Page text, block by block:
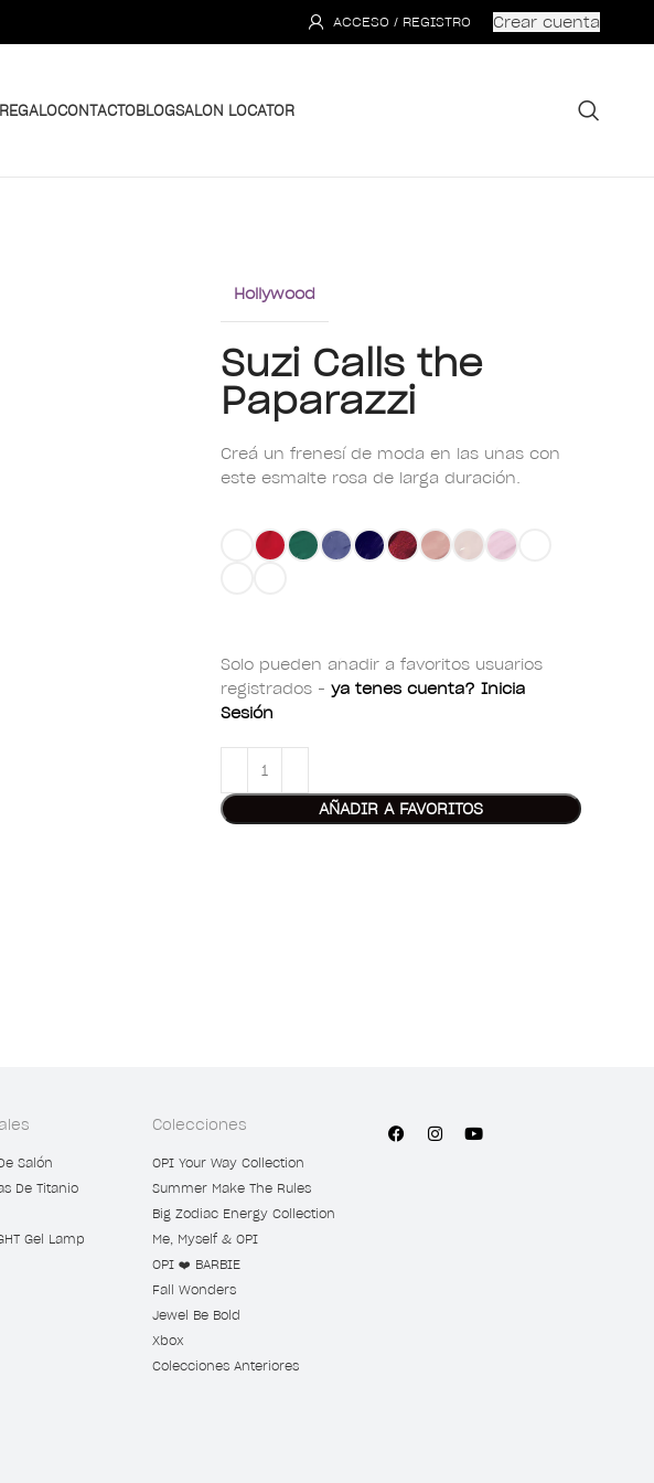
ACCESO / REGISTRO Crear cuenta
CONTACTOBLOGSALON LOCATOR
Hollywood
Suzi Calls the
Paparazzi
Creá un frenesí de moda en las uñas con
este esmalte rosa de larga duración.
Solo pueden añadir a favoritos usuarios
registrados - ya tenes cuenta? Inicia
Sesión
AÑADIR A FAVORITOS
Salón
De Titanio
Gel Lamp
Colecciones
OPI Your Way Collection
Summer Make The Rules
Big Zodiac Energy Collection
Me, Myself & OPI
OPI ❤️ BARBIE
Fall Wonders
Jewel Be Bold
Xbox
Colecciones Anteriores